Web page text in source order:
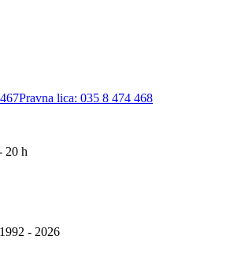
Pravna lica: 035 8 474 468
20 h
- 2026